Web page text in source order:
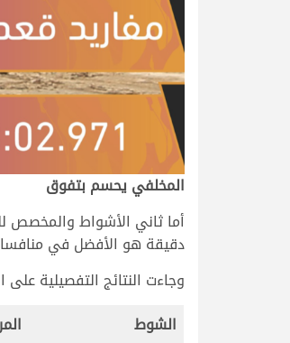
المخلفي يحسم بتفوق
دقيقة هو الأفضل في
وجاءت النتائج التفصيلية على
الشوط